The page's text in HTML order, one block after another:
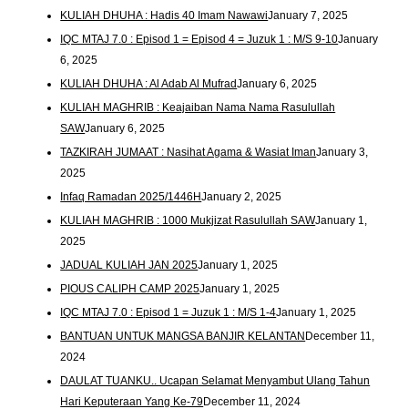
KULIAH DHUHA : Hadis 40 Imam NawawiJanuary 7, 2025
IQC MTAJ 7.0 : Episod 1 = Episod 4 = Juzuk 1 : M/S 9-10January
6, 2025
KULIAH DHUHA : Al Adab Al MufradJanuary 6, 2025
KULIAH MAGHRIB : Keajaiban Nama Nama Rasulullah
SAWJanuary 6, 2025
TAZKIRAH JUMAAT : Nasihat Agama & Wasiat ImanJanuary 3,
2025
Infaq Ramadan 2025/1446HJanuary 2, 2025
KULIAH MAGHRIB : 1000 Mukjizat Rasulullah SAWJanuary 1,
2025
JADUAL KULIAH JAN 2025January 1, 2025
PIOUS CALIPH CAMP 2025January 1, 2025
IQC MTAJ 7.0 : Episod 1 = Juzuk 1 : M/S 1-4January 1, 2025
BANTUAN UNTUK MANGSA BANJIR KELANTANDecember 11,
2024
DAULAT TUANKU.. Ucapan Selamat Menyambut Ulang Tahun
Hari Keputeraan Yang Ke-79December 11, 2024